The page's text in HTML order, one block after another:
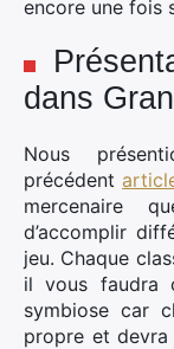
encore une fois
dans
Nous
précédent
mercenaire
d’accomplir
jeu. Chaque
il vous faudra
symbiose car
propre et